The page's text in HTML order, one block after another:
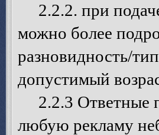
2.2.2. при
можно более
разновидность/
допустимый
2.2.3 Ответные
любую рекламу